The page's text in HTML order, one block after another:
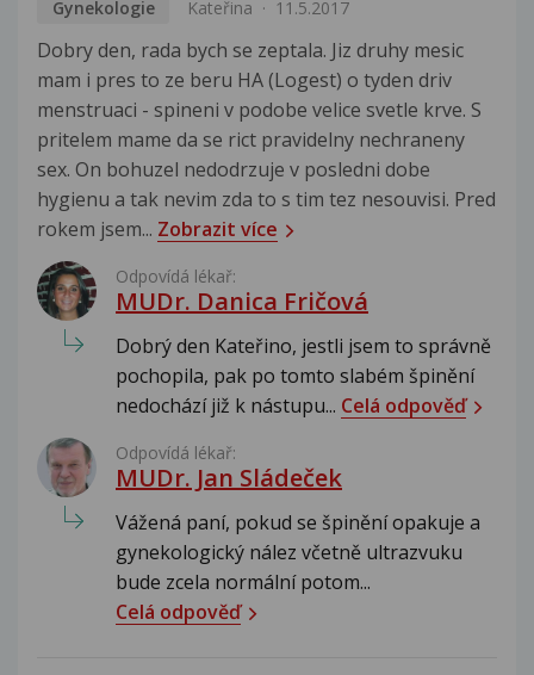
Gynekologie Kateřina 11.5.2017
Dobry den, rada bych se zeptala. Jiz druhy mesic
mam i pres to ze beru HA (Logest) o tyden driv
menstruaci - spineni v podobe velice svetle krve. S
pritelem mame da se rict pravidelny nechraneny
sex. On bohuzel nedodrzuje v posledni dobe
hygienu a tak nevim zda to s tim tez nesouvisi. Pred
rokem jsem... Zobrazit více
Odpovídá lékař:
MUDr. Danica Fričová
Dobrý den Kateřino, jestli jsem to správně
pochopila, pak po tomto slabém špinění
nedochází již k nástupu... Celá odpověď
Odpovídá lékař:
MUDr. Jan Sládeček
Vážená paní, pokud se špinění opakuje a
gynekologický nález včetně ultrazvuku
bude zcela normální potom...
Celá odpověď